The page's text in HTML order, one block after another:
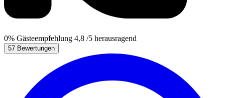
0% Gästeempfehlung 4,8 /5 herausragend
57 Bewertungen